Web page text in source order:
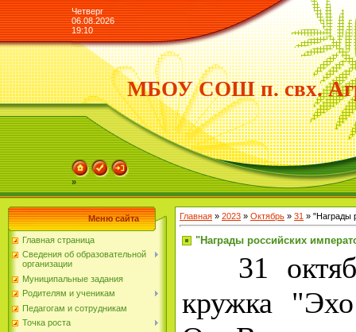
Четверг
06.08.2026
19:10
МБОУ СОШ п. свх.
»
Меню сайта
Главная страница
Сведения об образовательной
организации
Муниципальные задания
Родителям и ученикам
Педагогам и сотрудникам
Точка роста
Главная » 2023 » Октябрь » 31 » "Награды
"Награды российских
31
кружка